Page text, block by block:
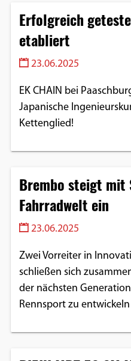
Erfolgreich
etabliert
23.06.2025
EK CHAIN bei
Japanische
Kettenglied!
Brembo steigt mit
Fahrradwelt ein
23.06.2025
Zwei Vorreiter in
schließen sich
der nächsten
Rennsport zu entwickeln